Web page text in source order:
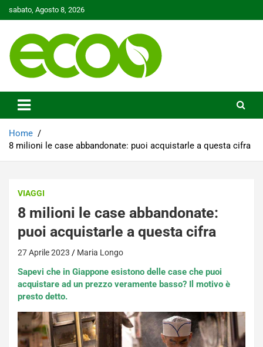
to
sabato, Agosto 8, 2026
Ecoo.it
Home
8 milioni le case abbandonate: puoi acquistarle a questa cifra
VIAGGI
8 milioni le case abbandonate:
puoi acquistarle a questa cifra
27 Aprile 2023 Maria Longo
Sapevi che in Giappone esistono delle case che puoi
acquistare ad un prezzo veramente basso? Il motivo è
presto detto.